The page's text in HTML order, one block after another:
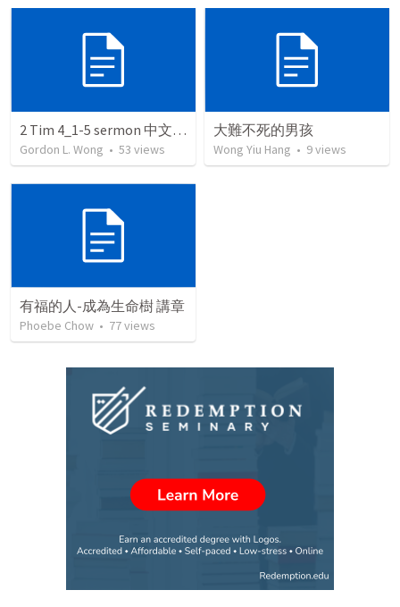
2 Tim 4_1-5 sermon 中文 March 5 2005
Gordon L. Wong • 53 views
大難不死的男孩
Wong Yiu Hang • 9views
有福的人-成為生命樹 講章
Phoebe Chow • 77views